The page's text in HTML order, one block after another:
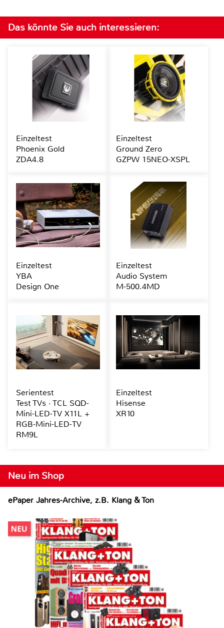
Neu im Shop
ePaper Jahres-Archive, z.B. Klang & Ton
Das könnte Sie auch interessieren:
Einzeltest
Phoenix Gold
ZDA4.8
Einzeltest
Ground Zero
GZPW 15NEO-XSPL
Einzeltest
YBA
Design One
Einzeltest
Audio System
M-500.4MD
Serientest
Test TVs · TCL SQD-
Mini-LED-TV X11L +
RGB-Mini-LED-TV
RM9L
Einzeltest
Hisense
XR10